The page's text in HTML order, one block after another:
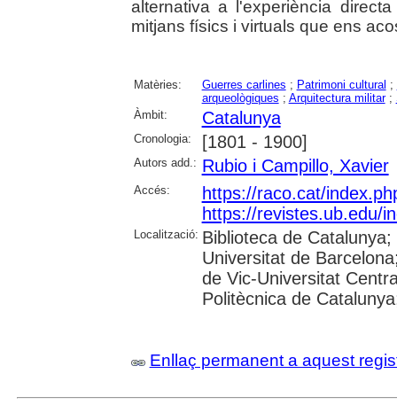
alternativa a l'experiència
mitjans físics i virtuals que ens
Matèries: Guerres carlines ; Patrimoni cultural ;
arqueològiques ; Arquitectura militar;
Àmbit:
Catalunya
Cronologia: [1801 - 1900]
Autors add.: Rubio i Campillo, Xavier
Accés:
https://raco.cat/
https://revistes.ub.edu/
Localització: Biblioteca de
Universitat de
de Vic-Universitat
Politècnica de
Enllaç permanent a aquest